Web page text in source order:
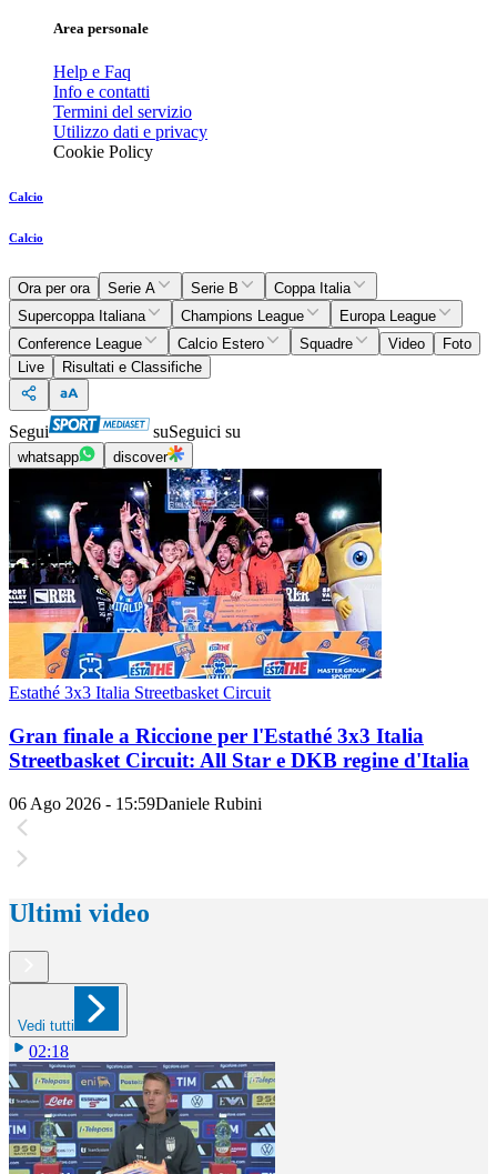
Area personale
Help e Faq
Info e contatti
Termini del servizio
Utilizzo dati e privacy
Cookie Policy
Calcio
Calcio
Ora per ora Serie A Serie B
Coppa Italia
Supercoppa Italiana
Champions League
Europa League
Conference League
Calcio Estero Squadre Video
Foto
Live
Risultati e Classifiche
Segui suSeguici su
whatsapp discover
Estathé 3x3 Italia Streetbasket Circuit
Gran finale a Riccione per l'Estathé 3x3 Italia
Streetbasket Circuit: All Star e DKB regine d'Italia
06 Ago 2026 - 15:59Daniele Rubini
Ultimi video
Vedi tutti
02:18